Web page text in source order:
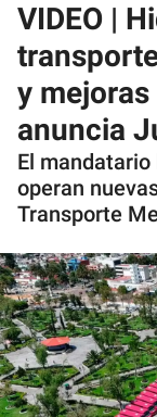
VIDEO |
y
anuncia
El
operan
Transporte